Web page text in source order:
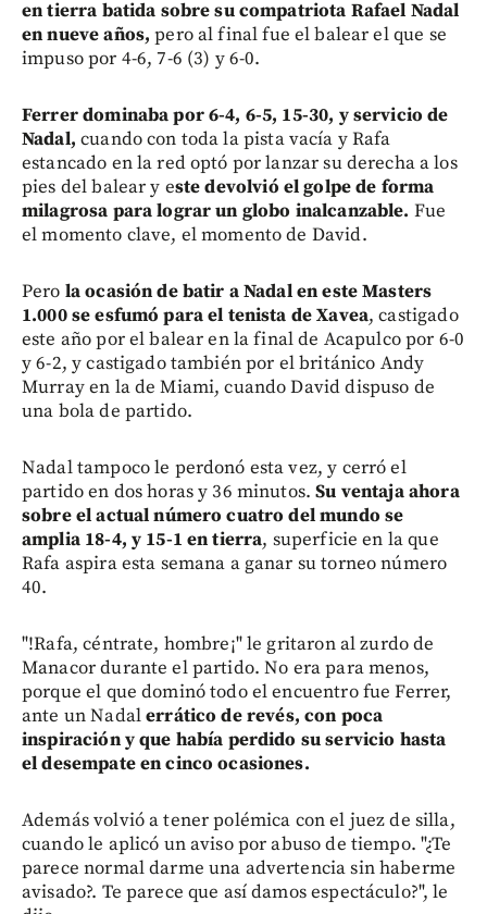
en tierra batida sobre su compatriota Rafael Nadal
en nueve años, pero al final fue el balear el que se
impuso por 4-6, 7-6 (3) y 6-0.
Ferrer dominaba por 6-4, 6-5, 15-30, y servicio de
Nadal, cuando con toda la pista vacía y Rafa
estancado en la red optó por lanzar su derecha a los
pies del balear y este devolvió el golpe de forma
milagrosa para lograr un globo inalcanzable. Fue
el momento clave, el momento de David.
Pero la ocasión de batir a Nadal en este Masters
1.000 se esfumó para el tenista de Xavea, castigado
este año por el balear en la final de Acapulco por 6-0
y 6-2, y castigado también por el británico Andy
Murray en la de Miami, cuando David dispuso de
una bola de partido.
Nadal tampoco le perdonó esta vez, y cerró el
partido en dos horas y 36 minutos.Su ventaja ahora
sobre el actual número cuatro del mundo se
amplia 18-4, y 15-1 en tierra, superficie en la que
Rafa aspira esta semana a ganar su torneo número
40.
"!Rafa, céntrate, hombre¡" le gritaron al zurdo de
Manacor durante el partido. No era para menos,
porque el que dominó todo el encuentro fue Ferrer,
ante un Nadalerrático de revés, con poca
inspiración y que había perdido su servicio hasta
el desempate en cinco ocasiones.
Además volvió a tener polémica con el juez de silla,
cuando le aplicó un aviso por abuso de tiempo. "¿Te
parece normal darme una advertencia sin haberme
avisado?. Te parece que así damos espectáculo?", le